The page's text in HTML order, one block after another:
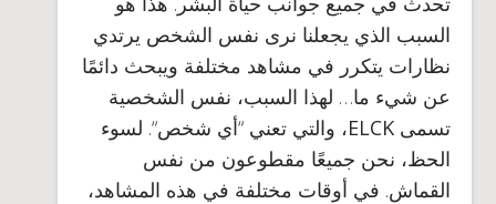
السبب الذي يجعلنا نرى نفس الشخص يرتدي
نظارات يتكرر في مشاهد مختلفة ويبحث دائمًا
عن شيء ما… لهذا السبب، نفس الشخصية
تسمىELCK، والتي تعني “أي شخص“. لسوء
الحظ، نحن جميعًا مقطوعون من نفس
القماش. في أوقات مختلفة في هذه المشاهد،